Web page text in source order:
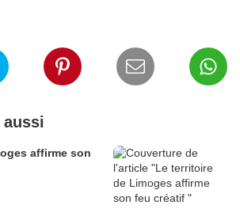
aussi
affirme son